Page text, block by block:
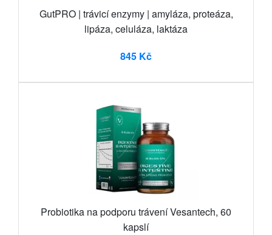
GutPRO | trávicí enzymy | amyláza, proteáza,
lipáza, celuláza, laktáza
845 Kč
Probiotika na podporu trávení Vesantech, 60
kapslí